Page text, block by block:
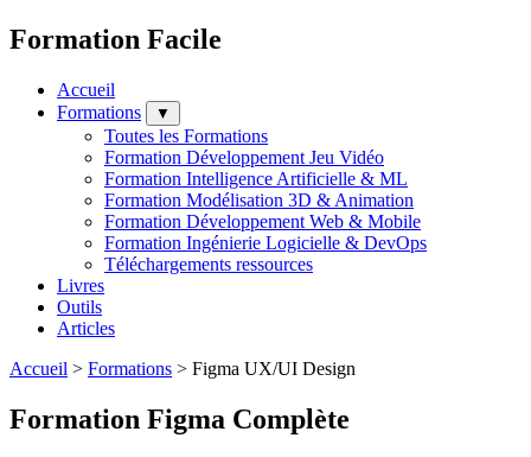
Formation Facile
Accueil
Formations
▼
Toutes les Formations
Formation Développement Jeu Vidéo
Formation Intelligence Artificielle & ML
Formation Modélisation 3D & Animation
Formation Développement Web & Mobile
Formation Ingénierie Logicielle & DevOps
Téléchargements ressources
Livres
Outils
Articles
Accueil > Formations > Figma UX/UI Design
Formation Figma Complète